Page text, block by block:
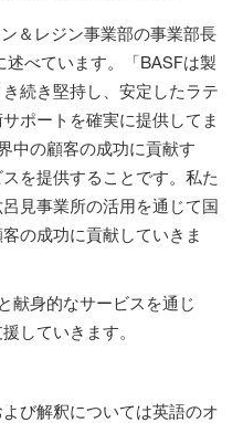
＆レジン事業部の事業部長
べています。「BASFは製
続き堅持し、安定したラテ
ポートを確実に提供してま
中の顧客の成功に貢献す
を提供することです。私た
見事業所の活用を通じて国
の成功に貢献していきま
献身的なサービスを通じ
していきます。
び解釈については英語のオ